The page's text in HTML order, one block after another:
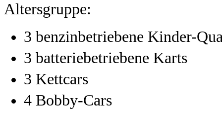
Altersgruppe:
3 benzinbetriebene Kinder-
3 batteriebetriebene Karts
3 Kettcars
4 Bobby-Cars